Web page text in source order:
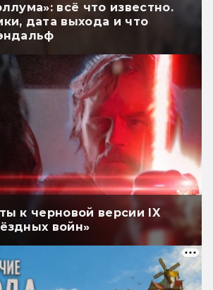
всё что известно.
дата выхода и что
к черновой версии IX
войн»